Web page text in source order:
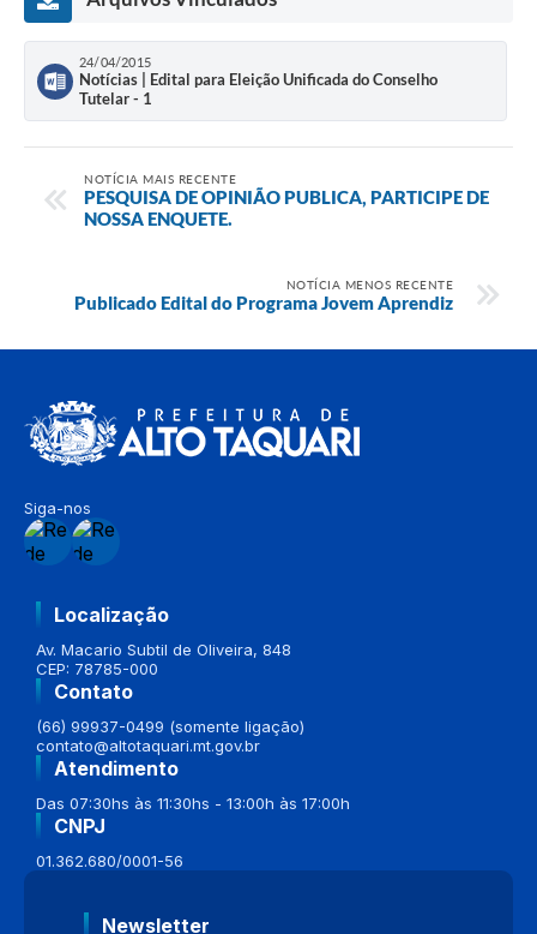
24/04/2015
Notícias | Edital para Eleição Unificada do Conselho
Tutelar - 1
NOTÍCIA MAIS RECENTE
PESQUISA DE OPINIÃO PUBLICA, PARTICIPE DE
NOSSA ENQUETE.
NOTÍCIA MENOS RECENTE
Publicado Edital do Programa Jovem Aprendiz
Siga-nos
Localização
Av. Macario Subtil de Oliveira, 848
CEP: 78785-000
Contato
(66) 99937-0499 (somente ligação)
contato@altotaquari.mt.gov.br
Atendimento
Das 07:30hs às 11:30hs - 13:00h às 17:00h
CNPJ
01.362.680/0001-56
Newsletter